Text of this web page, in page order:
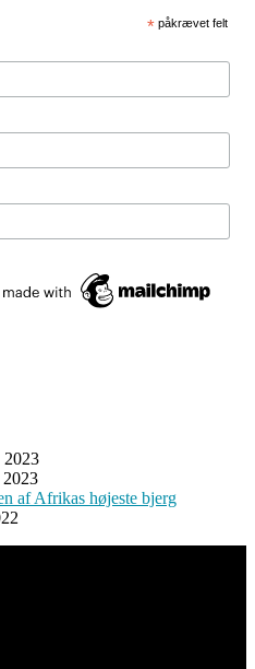
* påkrævet felt
2023
af Afrikas højeste bjerg